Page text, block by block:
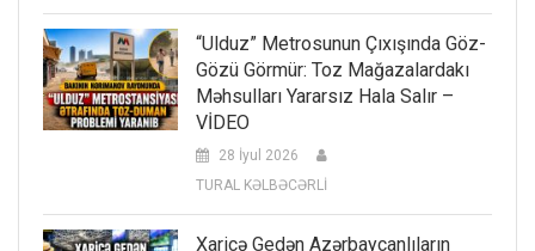
“Ulduz” Metrosunun Çıxışında Göz-
Gözü Görmür: Toz Mağazalardakı
Məhsulları Yararsız Hala Salır –
VİDEO
28 İyul 2026
TURAL KƏLBƏCƏRLİ
Xaricə Gedən Azərbaycanlıların